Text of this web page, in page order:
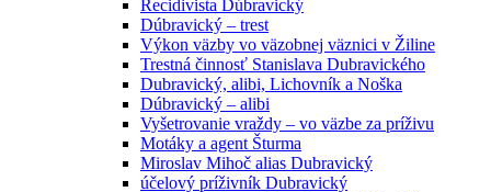
Recidivista Dúbravický
Dúbravický – trest
Výkon väzby vo väzobnej väznici v Žiline
Trestná činnosť Stanislava Dubravického
Dubravický, alibi, Lichovník a Noška
Dúbravický – alibi
Vyšetrovanie vraždy – vo väzbe za príživu
Motáky a agent Šturma
Miroslav Mihoč alias Dubravický
účelový príživník Dubravický